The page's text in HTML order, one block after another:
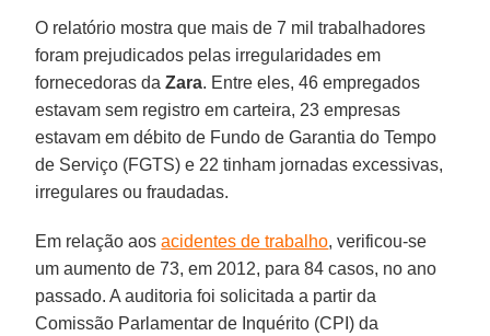
O relatório mostra que mais de 7 mil trabalhadores
foram prejudicados pelas irregularidades em
fornecedoras daZara. Entre eles, 46 empregados
estavam sem registro em carteira, 23 empresas
estavam em débito de Fundo de Garantia do Tempo
de Serviço (FGTS) e 22 tinham jornadas excessivas,
irregulares ou fraudadas.
Em relação aosacidentes de trabalho, verificou-se
um aumento de 73, em 2012, para 84 casos, no ano
passado. A auditoria foi solicitada a partir da
Comissão Parlamentar de Inquérito (CPI) da